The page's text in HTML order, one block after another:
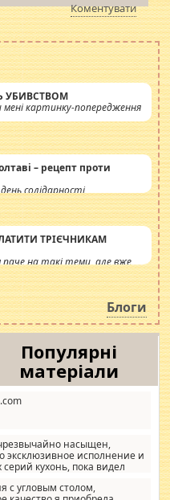
Коментувати
УБИВСТВОМ
мені картинку-попередження
– рецепт проти
солідарності
ТРІЄЧНИКАМ
на такі теми, але вже
інсенуації
питання. Штучно
катастрофа.
Блоги
Популярні
матеріали
насыщен,
эксклюзивное исполнение и
кухонь, пока видел
и что главное -
с угловым столом,